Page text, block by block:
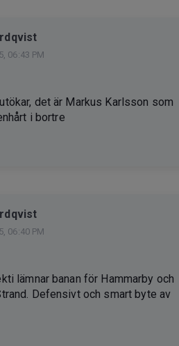
06:43 PM
det är Markus Karlsson som
i bortre
06:40 PM
lämnar banan för Hammarby och
Defensivt och smart byte av